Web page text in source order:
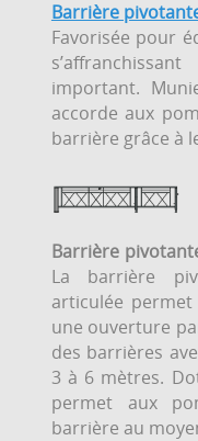
Barrière
Favorisée pour
important.
accorde aux
barrière grâce à
Barrière
La barrière
articulée
une ouverture
des barrières
3 à 6 mètres.
permet aux
barrière au